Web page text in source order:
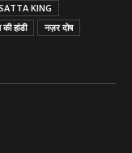
KING
हांडी
नज़र दोष